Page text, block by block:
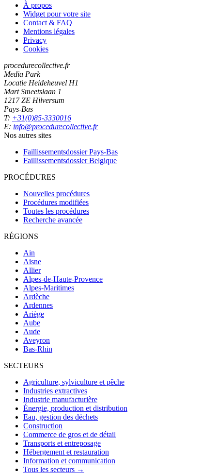
À propos
Widget pour votre site
Contact & FAQ
Mentions légales
Privacy
Cookies
procedurecollective.fr
Media Park
Locatie Heideheuvel H1
Mart Smeetslaan 1
1217 ZE Hilversum
Pays-Bas
T: +31(0)85-3330016
E: info@procedurecollective.fr
Nos autres sites
Faillissementsdossier Pays-Bas
Faillissementsdossier Belgique
PROCÉDURES
Nouvelles procédures
Procédures modifiées
Toutes les procédures
Recherche avancée
RÉGIONS
Ain
Aisne
Allier
Alpes-de-Haute-Provence
Alpes-Maritimes
Ardèche
Ardennes
Ariège
Aube
Aude
Aveyron
Bas-Rhin
SECTEURS
Agriculture, sylviculture et pêche
Industries extractives
Industrie manufacturière
Énergie, production et distribution
Eau, gestion des déchets
Construction
Commerce de gros et de détail
Transports et entreposage
Hébergement et restauration
Information et communication
Tous les secteurs →